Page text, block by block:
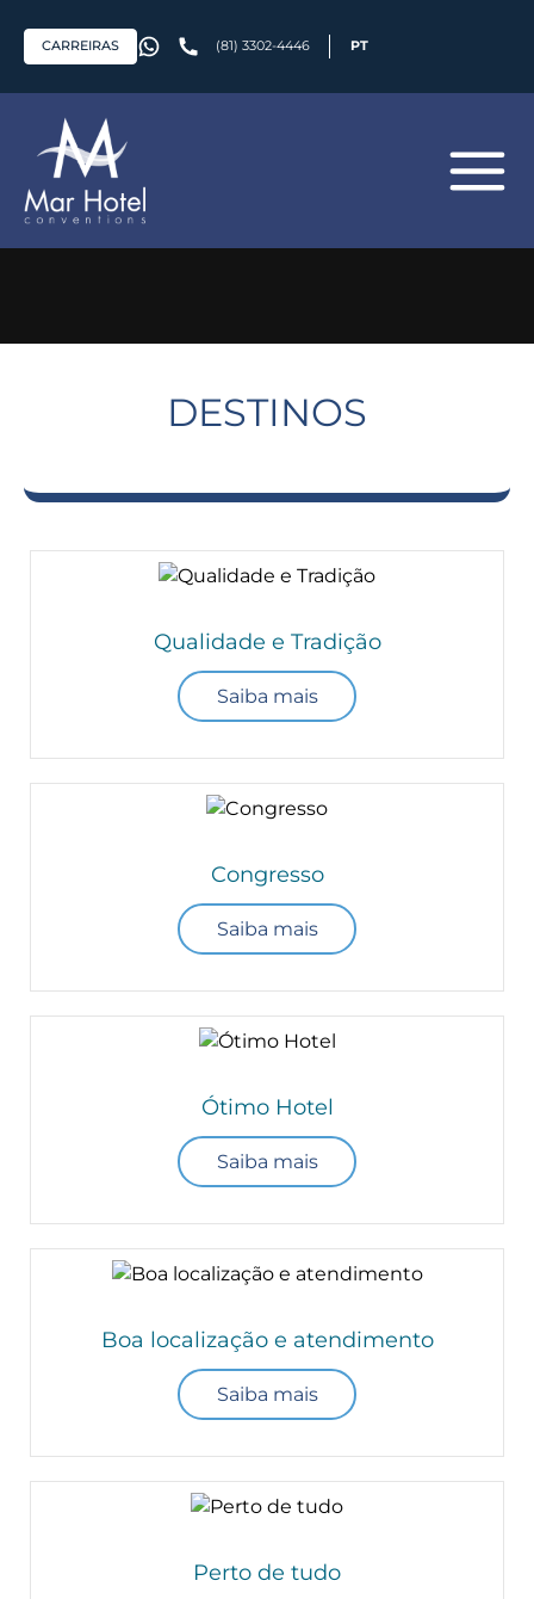
CARREIRAS (81) 3302-4446 PT
DESTINOS
Qualidade e Tradição
Saiba mais
Congresso
Saiba mais
Ótimo Hotel
Saiba mais
Boa localização e atendimento
Saiba mais
Perto de tudo